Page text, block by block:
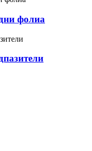
фолиа